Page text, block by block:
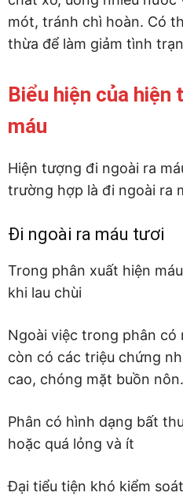
mót, tránh chì hoàn. Có
thừa để làm giảm tình
Biểu hiện của hiện
máu
Hiện tượng đi ngoài ra
trường hợp là đi ngoài ra
Đi ngoài ra máu tươi
Trong phân xuất hiện
khi lau chùi
Ngoài việc trong phân có
còn có các triệu chứng
cao, chóng mặt buồn nôn.
Phân có hình dạng bất
hoặc quá lỏng và ít
Đại tiểu tiện khó kiểm